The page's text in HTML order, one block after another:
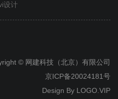
设计
© 网建科技（北京）有限公司
京ICP备20024181号
Design By LOGO.VIP